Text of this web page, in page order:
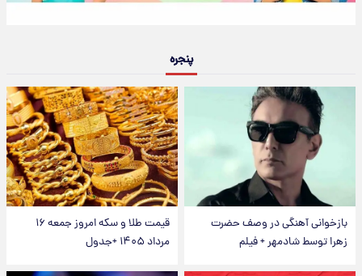
پنجره
بازخوانی آهنگی در وصف حضرت
زهرا توسط شادمهر + فیلم
قیمت طلا و سکه امروز جمعه ۱۶
مرداد ۱۴۰۵ +جدول